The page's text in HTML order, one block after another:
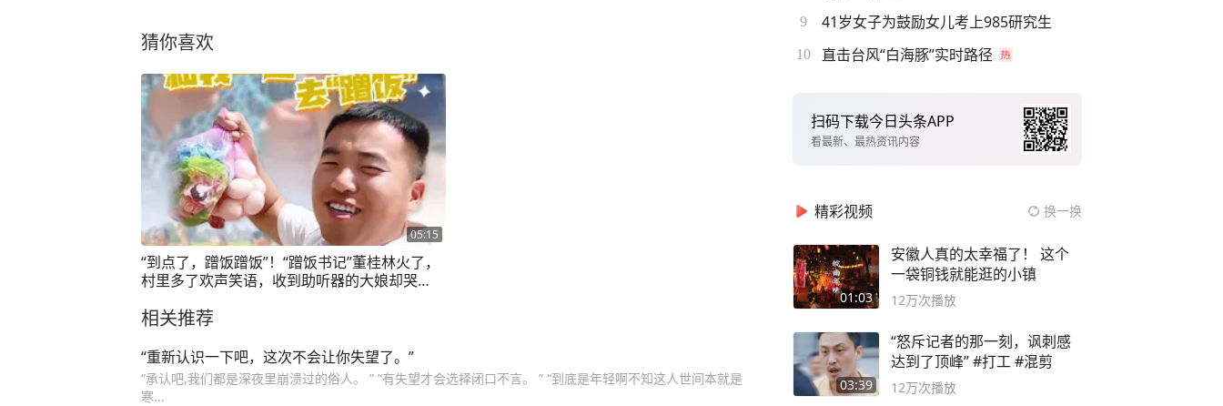
猜你喜欢
05:15
“到点了，蹭饭蹭饭”！“蹭饭书记”董桂林火了，
村里多了欢声笑语，收到助听器的大娘却哭
火 #三农深镜头#媒体精选计划
相关推荐
“重新认识一下吧，这次不会让你失望了。”
“承认吧,我们都是深夜里崩溃过的俗人。 ” “有失望才会选择闭口不言。 ” “到底是年轻啊不知这人世间本就是
寒...
9 41岁女子为鼓励女儿考上985研究生
10 直击台风“白海豚”实时路径
扫码下载今日头条APP
看最新、最热资讯内容
精彩视频 换一换
01:03
安徽人真的太幸福了！ 这个
一袋铜钱就能逛的小镇
12万次播放
03:39
“怒斥记者的那一刻，讽刺感
达到了顶峰” #打工 #混剪
12万次播放